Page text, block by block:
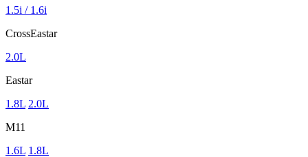
1.5i / 1.6i
CrossEastar
2.0L
Eastar
1.8L 2.0L
M11
1.6L 1.8L